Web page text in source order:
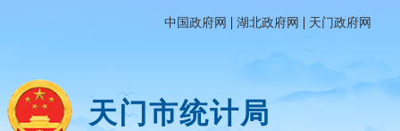
中国政府网 | 湖北政府网 | 天门政府网
天门市统计局